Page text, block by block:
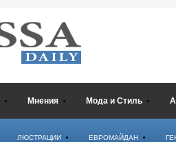
Мнения Мода и Стиль
ЛЮСТРАЦИИ ЕВРОМАЙДАН